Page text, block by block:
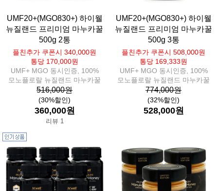
UMF20+(MGO830+) 하이웰
뉴질랜드 프리미엄 마누카꿀
500g 2통
플친추가 쿠폰시 340,000원
통당 170,000원
UMF+ MGO 동시인증, 100%
모노플로랄 뉴질랜드 마누카꿀
516,000원
(30%할인)
360,000원
리뷰 1
UMF20+(MGO830+) 하이웰
뉴질랜드 프리미엄 마누카꿀
500g 3통
플친추가 쿠폰시 508,000원
통당 169,333원
UMF+ MGO 동시인증, 100%
모노플로랄 뉴질랜드 마누카꿀
774,000원
(32%할인)
528,000원